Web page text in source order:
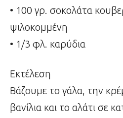
• 100 γρ. σοκολάτα
ψιλοκομμένη
• 1/3 φλ. καρύδια
Εκτέλεση
Βάζουμε το γάλα, την
βανίλια και το αλάτι σε